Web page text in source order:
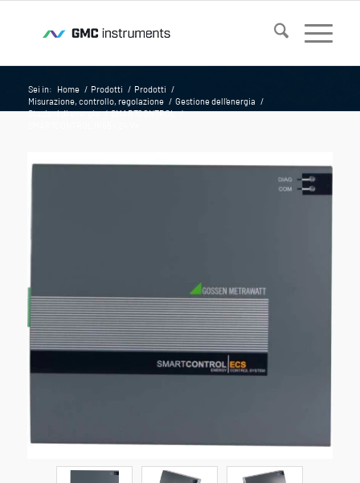
Sei in: Home / Prodotti / Prodotti /
Misurazione, controllo, regolazione / Gestione dell'energia /
Stazioni di energia / SMARTCONTROL /